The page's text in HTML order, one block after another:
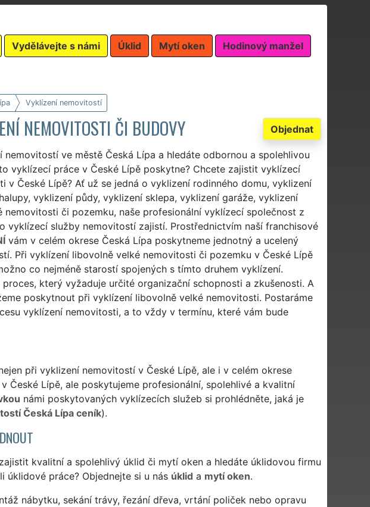
Vydělávejte s námi Úklid Mytí oken Hodinový manžel
Vyklízení nemovitostí
Objednat
NEMOVITOSTI ČI BUDOVY
nemovitostí ve městě Česká Lípa a hledáte odbornou a spolehlivou
vyklízecí práce v České Lípě poskytne? Chcete zajistit vyklízecí
v České Lípě? Ať už se jedná o vyklizení rodinného domu, vyklizení
vyklizení půdy, vyklizení sklepa, vyklizení garáže, vyklizení
nemovitosti či pozemku, naše profesionální vyklízecí společnost z
vyklízecí služby nemovitostí zajistí. Prostřednictvím naší franchisové
vám v celém okrese Česká Lípa poskytneme jednotný a ucelený
Při vyklízení libovolně velké nemovitosti či pozemku v České Lípě
co nejméně starostí spojených s tímto druhem vyklízení.
který vyžaduje určité organizační schopnosti a zkušenosti. A
poskytnout při vyklízení libovolně velké nemovitosti. Postaráme
vyklízení nemovitosti, a to vždy v termínu, které vám bude
při vyklizení nemovitostí v České Lípě, ale i v celém okrese
České Lípě, ale poskytujeme profesionální, spolehlivé a kvalitní
námi poskytovaných vyklízecích služeb si prohlédněte, jaká je
Česká Lípa ceník).
kvalitní a spolehlivý úklid či mytí oken a hledáte úklidovou firmu
úklidové práce? Objednejte si u nás úklid a mytí oken.
nábytku, sekání trávy, řezání dřeva, vrtání poliček nebo opravu